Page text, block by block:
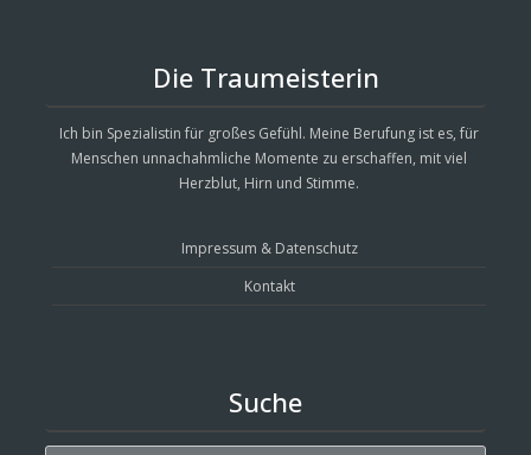
Die Traumeisterin
Ich bin Spezialistin für großes Gefühl. Meine Berufung ist es, für
Menschen unnachahmliche Momente zu erschaffen, mit viel
Herzblut, Hirn und Stimme.
Impressum & Datenschutz
Kontakt
Suche